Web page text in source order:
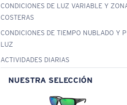
CONDICIONES DE LUZ VARIABLE Y
COSTERAS
CONDICIONES DE TIEMPO NUBLADO Y
LUZ
ACTIVIDADES DIARIAS
NUESTRA SELECCIÓN